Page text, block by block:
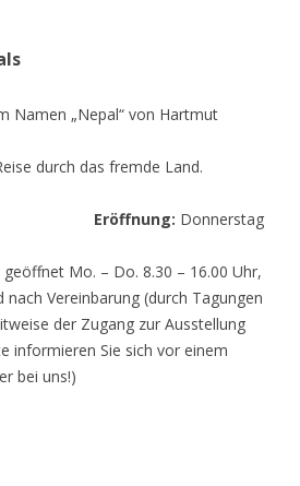
Namen „Nepal“ von Hartmut
durch das fremde Land.
Eröffnung: Donnerstag
geöffnet Mo. – Do. 8.30 – 16.00 Uhr,
nach Vereinbarung (durch Tagungen
der Zugang zur Ausstellung
informieren Sie sich vor einem
bei uns!)